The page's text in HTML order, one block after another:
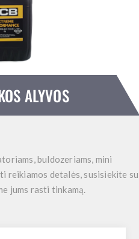
ALYVOS
buldozeriams, mini
reikiamos detalės, susisiekite su
jums rasti tinkamą.